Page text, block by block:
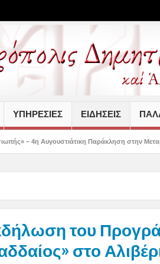
ΥΠΗΡΕΣΙΕΣ ΕΙΔΗΣΕΙΣ
Παράκληση στην Μεταμόρφωση Βόλου
του
στο